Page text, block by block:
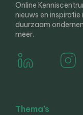
Online
nieuws en
duurzaam
meer.
Thema’s